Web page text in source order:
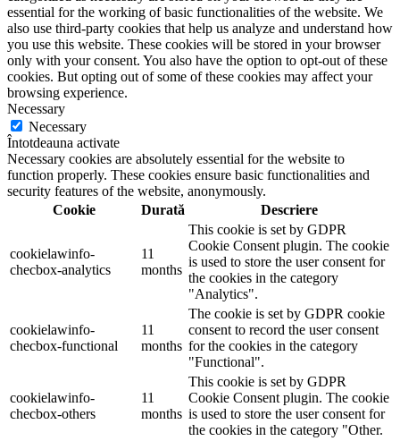
essential for the working of basic functionalities of the website. We
also use third-party cookies that help us analyze and understand how
you use this website. These cookies will be stored in your browser
only with your consent. You also have the option to opt-out of these
cookies. But opting out of some of these cookies may affect your
browsing experience.
Necessary
Necessary
Întotdeauna activate
Necessary cookies are absolutely essential for the website to
function properly. These cookies ensure basic functionalities and
security features of the website, anonymously.
Cookie
Durată Descriere
cookielawinfo-
checbox-analytics
11
months
This cookie is set by GDPR
Cookie Consent plugin. The cookie
is used to store the user consent for
the cookies in the category
"Analytics".
cookielawinfo-
checbox-functional
11
months
The cookie is set by GDPR cookie
consent to record the user consent
for the cookies in the category
"Functional".
cookielawinfo-
checbox-others
11
months
This cookie is set by GDPR
Cookie Consent plugin. The cookie
is used to store the user consent for
the cookies in the category "Other.